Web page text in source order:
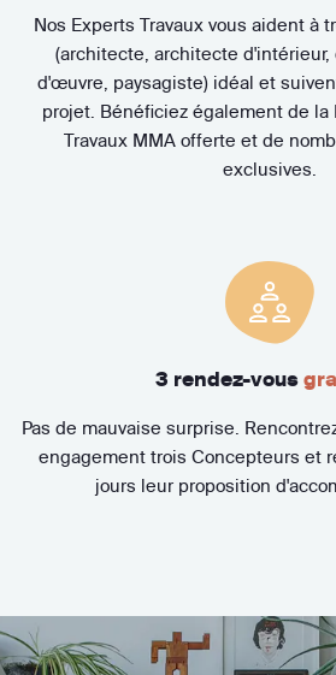
Nos Experts Travaux vous aident à
(architecte, architecte d'intérieur,
d'œuvre, paysagiste) idéal et
projet. Bénéficiez également de la
Travaux MMA offerte et de
exclusives.
3 rendez-vous
Pas de mauvaise surprise.
engagement trois Concepteurs et
jours leur proposition